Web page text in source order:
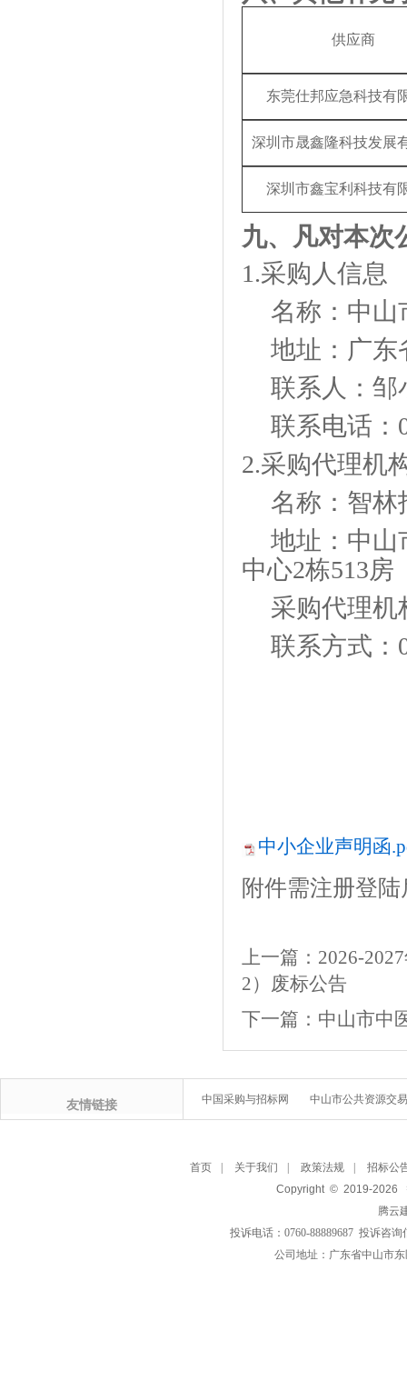
供应商
东莞仕邦应急科技有
深圳市晟鑫隆科技发展
深圳市鑫宝利科技有
九、凡对本次
1.采购人信息
名称： 中山
地址：广东
联系人：邹
联系电话：
2.采购代理机
名称： 智林
地址：中山
中心2栋513房
采购代理机
联系方式：
中小企业声明函
附件需注册登
上一篇： 2026-
2）废标公告
下一篇： 中山市中
友情链接 中国采购与招标网 中山市公共资源交
首页 关于我们 政策法规
招标公
Copyright © 2019-2026
腾云
投诉电话：0760-88889687 投诉咨
公司地址：广东省中山市